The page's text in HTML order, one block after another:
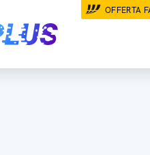
OFFERTA